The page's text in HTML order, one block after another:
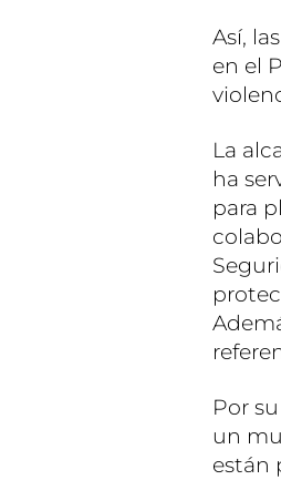
Así,
en el
La
ha
para
Por
un
están